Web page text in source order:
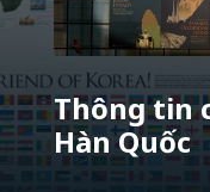
Thông tin
Hàn Quốc